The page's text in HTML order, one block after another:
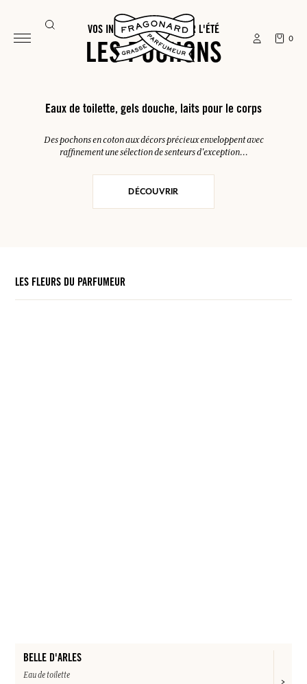
0
VOS INDISPENSABLES POUR L'ÉTÉ
LES POCHONS
Eaux de toilette, gels douche, laits pour le corps
Des pochons en coton aux décors précieux enveloppent avec
raffinement une sélection de senteurs d'exception...
DÉCOUVRIR
LES FLEURS DU PARFUMEUR
BELLE D'ARLES
Eau de toilette